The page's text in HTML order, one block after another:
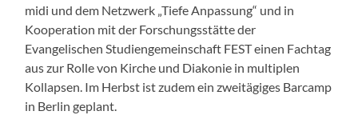
midi und dem Netzwerk „Tiefe Anpassung“ und in
Kooperation mit der Forschungsstätte der
Evangelischen Studiengemeinschaft FEST einen Fachtag
aus zur Rolle von Kirche und Diakonie in multiplen
Kollapsen. Im Herbst ist zudem ein zweitägiges Barcamp
in Berlin geplant.